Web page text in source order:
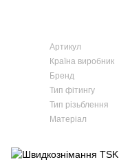
Артикул
Країна виробник
Бренд
Тип фітингу
Тип різьблення
Матеріал